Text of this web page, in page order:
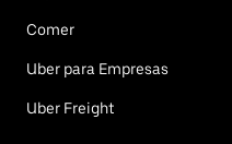
Comer
Uber para Empresas
Uber Freight